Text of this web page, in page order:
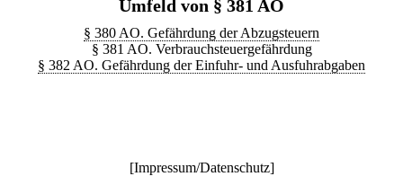
Umfeld von § 381 AO
§ 380 AO. Gefährdung der Abzugsteuern
§ 381 AO. Verbrauchsteuergefährdung
§ 382 AO. Gefährdung der Einfuhr- und Ausfuhrabgaben
[Impressum/Datenschutz]